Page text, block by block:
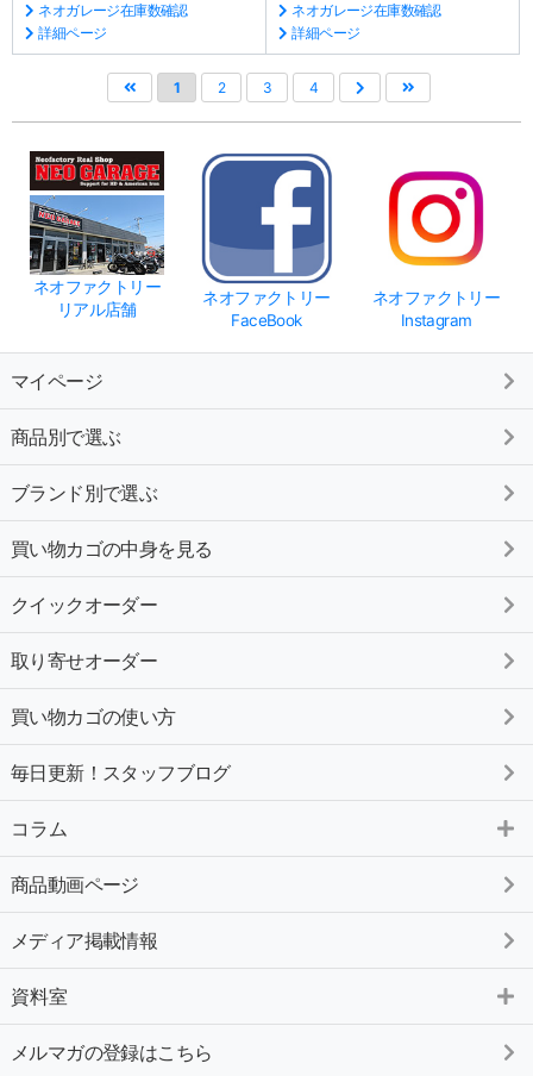
ネオガレージ在庫数確認
詳細ページ
ネオガレージ在庫数確認
詳細ページ
1 2 3 4
ネオファクトリー
リアル店舗
ネオファクトリー
FaceBook
ネオファクトリー
Instagram
マイページ
商品別で選ぶ
ブランド別で選ぶ
買い物カゴの中身を見る
クイックオーダー
取り寄せオーダー
買い物カゴの使い方
毎日更新！スタッフブログ
コラム
商品動画ページ
メディア掲載情報
資料室
メルマガの登録はこちら